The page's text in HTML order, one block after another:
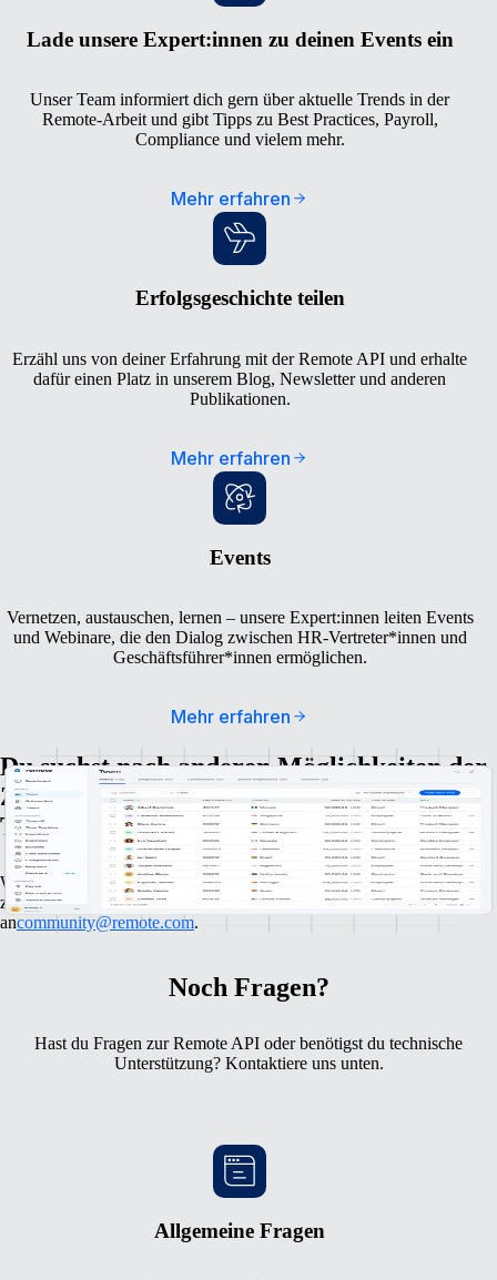
Lade unsere Expert:innen zu deinen Events ein
Unser Team informiert dich gern über aktuelle Trends in der
Remote-Arbeit und gibt Tipps zu Best Practices, Payroll,
Compliance und vielem mehr.
Mehr erfahren
Erfolgsgeschichte teilen
Erzähl uns von deiner Erfahrung mit der Remote API und erhalte
dafür einen Platz in unserem Blog, Newsletter und anderen
Publikationen.
Mehr erfahren
Events
Vernetzen, austauschen, lernen – unsere Expert:innen leiten Events
und Webinare, die den Dialog zwischen HR-Vertreter*innen und
Geschäftsführer*innen ermöglichen.
Mehr erfahren
Du suchst nach anderen Möglichkeiten der
Zusammenarbeit mit unserem Marketing-
Team?
Wir freuen uns immer, von spannenden Menschen und Unternehmen
zu hören. Solltest du Fragen haben, wende dich gerne jederzeit
ancommunity@remote.com.
Noch Fragen?
Hast du Fragen zur Remote API oder benötigst du technische
Unterstützung? Kontaktiere uns unten.
Allgemeine Fragen